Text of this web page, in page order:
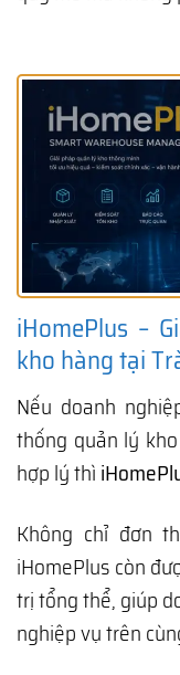
iHomePlus –
kho hàng tại
Nếu doanh
thống quản lý
hợp lý thì
Không chỉ đơn
iHomePlus còn
trị tổng thể, giúp
nghiệp vụ trên